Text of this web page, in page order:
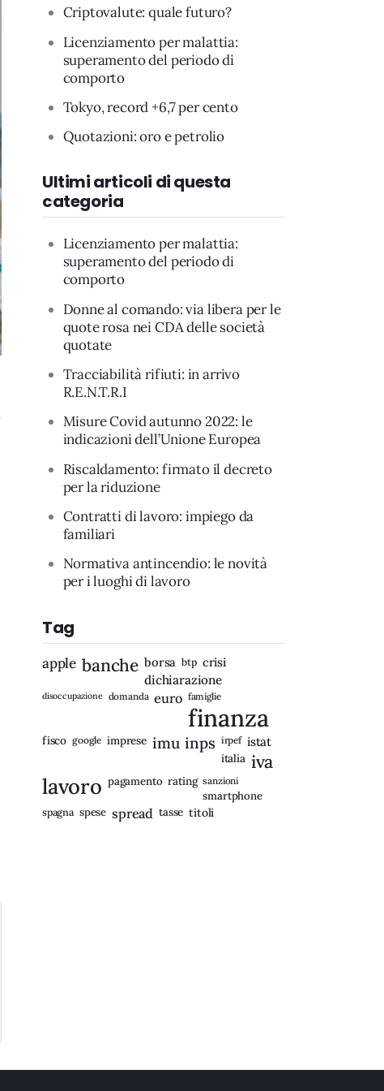
Criptovalute: quale futuro?
Licenziamento per malattia:
superamento del periodo di
comporto
Tokyo, record +6,7 per cento
Quotazioni: oro e petrolio
Ultimi articoli di questa
categoria
Licenziamento per malattia:
superamento del periodo di
comporto
Donne al comando: via libera per le
quote rosa nei CDA delle società
quotate
Tracciabilità rifiuti: in arrivo
R.E.N.T.R.I
Misure Covid autunno 2022: le
indicazioni dell’Unione Europea
Riscaldamento: firmato il decreto
per la riduzione
Contratti di lavoro: impiego da
familiari
Normativa antincendio: le novità
per i luoghi di lavoro
Tag
apple banche borsa btp crisi
dichiarazione
disoccupazione domanda euro famiglie
finanza
fisco google imprese imu inps irpef istat
italia iva
lavoro pagamento rating sanzioni
smartphone
spagna spese spread tasse titoli